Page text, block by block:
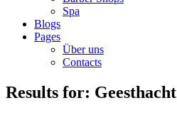
Spa
Blogs
Pages
Über uns
Contacts
Results for: Geesthacht